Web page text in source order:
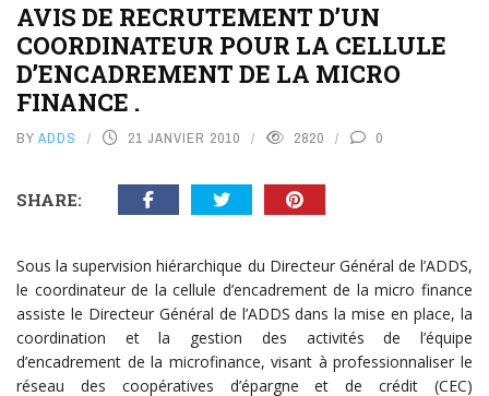
AVIS DE RECRUTEMENT D’UN
COORDINATEUR POUR LA CELLULE
D’ENCADREMENT DE LA MICRO
FINANCE .
BY ADDS 21 JANVIER 2010 2820 0
SHARE:
Sous la supervision hiérarchique du Directeur Général de l’ADDS,
le coordinateur de la cellule d’encadrement de la micro finance
assiste le Directeur Général de l’ADDS dans la mise en place, la
coordination et la gestion des activités de l’équipe
d’encadrement de la microfinance, visant à professionnaliser le
réseau des coopératives d’épargne et de crédit (CEC)